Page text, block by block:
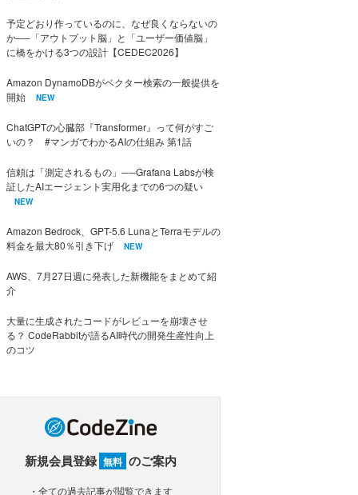
予定どおり作っているのに、なぜ良くならないの
か──「アウトプット脳」と「ユーザー価値脳」
に橋をかける3つの設計【CEDEC2026】
Amazon DynamoDBがベクター検索の一般提供を
開始
NEW
ChatGPTの心臓部『Transformer』って何がすご
いの？ #マンガでわかるAIの仕組み 第1話
信頼は「測定されるもの」──Grafana Labsが検
証したAIエージェント実用化までの6つの疑い
NEW
Amazon Bedrock、GPT-5.6 LunaとTerraモデルの
料金を最大80％引き下げ
NEW
AWS、7月27日週に発表した新機能をまとめて紹
介
大量に生成されたコードがレビューを崩壊させ
る？ CodeRabbitが語るAI時代の開発生産性向上
のコツ
新規会員登録 無料 のご案内
・全ての過去記事が閲覧できます